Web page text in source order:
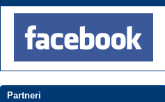
Partneri